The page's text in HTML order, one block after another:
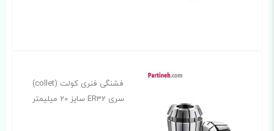
فشنگی فنری کولت (collet)
سری ER32 سایز 20 میلیمتر